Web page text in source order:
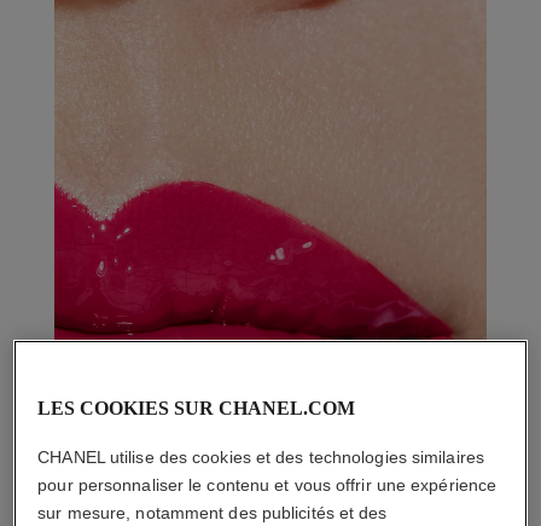
LES COOKIES SUR CHANEL.COM
CHANEL utilise des cookies et des technologies similaires
pour personnaliser le contenu et vous offrir une expérience
sur mesure, notamment des publicités et des